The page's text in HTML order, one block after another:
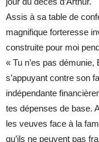
Assis à sa table de
magnifique forteresse
construite pour moi
« Tu n’es pas
s’appuyant contre son
indépendante
tes dépenses de base.
les veuves face à la
qu’ils ne peuvent pas